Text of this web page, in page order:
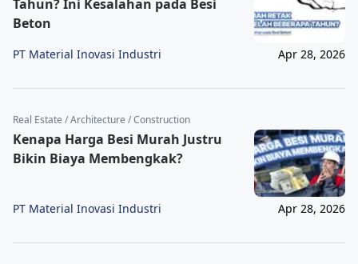
Tahun? Ini Kesalahan pada Besi
Beton
PT Material Inovasi Industri Apr 28, 2026
Real Estate / Architecture / Construction
Kenapa Harga Besi Murah Justru
Bikin Biaya Membengkak?
PT Material Inovasi Industri Apr 28, 2026